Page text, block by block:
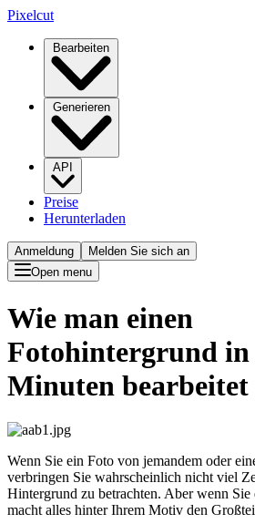
Pixelcut
Bearbeiten
Generieren
API
Preise
Herunterladen
Anmeldung
Melden Sie sich an
Open menu
Wie man einen
Fotohintergrund in
Minuten bearbeitet
Wenn Sie ein Foto von jemandem oder
verbringen Sie wahrscheinlich nicht viel
Hintergrund zu betrachten. Aber wenn Sie
macht alles hinter Ihrem Motiv den